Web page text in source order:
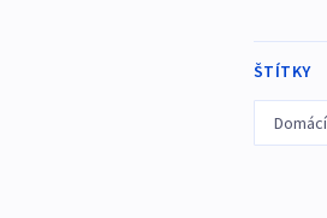
ŠTÍTKY
Domácí